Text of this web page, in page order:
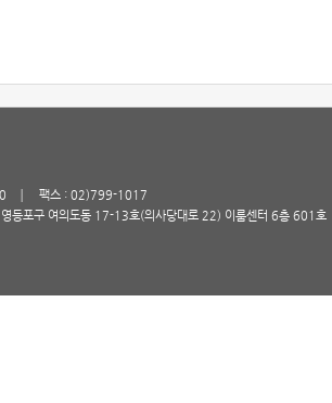
팩스 : 02)799-1017
등포구 여의도동 17-13호(의사당대로 22) 이룸센터 6층 601호